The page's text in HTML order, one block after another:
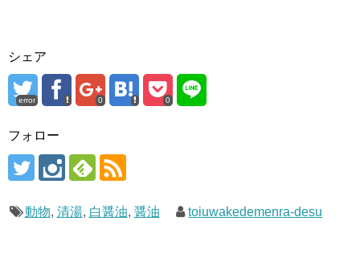
シェア
error 0 0
フォロー
動物, 清湯, 白醤油, 醤油 toiuwakedemenra-desu